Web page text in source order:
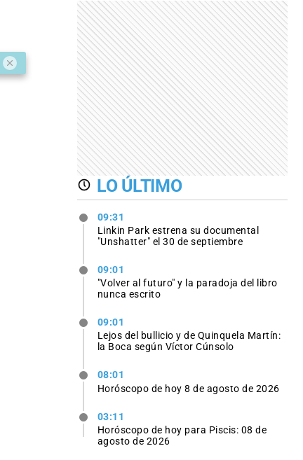
LO ÚLTIMO
09:31
Linkin Park estrena su documental
"Unshatter" el 30 de septiembre
09:01
"Volver al futuro" y la paradoja del libro
nunca escrito
09:01
Lejos del bullicio y de Quinquela Martín:
la Boca según Víctor Cúnsolo
08:01
Horóscopo de hoy 8 de agosto de 2026
03:11
Horóscopo de hoy para Piscis: 08 de
agosto de 2026